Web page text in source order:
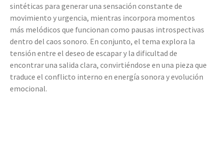
sintéticas para generar una sensación constante de
movimiento y urgencia, mientras incorpora momentos
más melódicos que funcionan como pausas introspectivas
dentro del caos sonoro. En conjunto, el tema explora la
tensión entre el deseo de escapar y la dificultad de
encontrar una salida clara, convirtiéndose en una pieza que
traduce el conflicto interno en energía sonora y evolución
emocional.